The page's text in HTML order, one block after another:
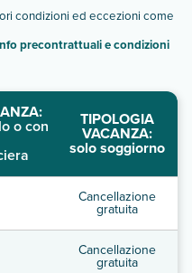
condizioni ed eccezioni come
precontrattuali e condizioni
o con TIPOLOGIA
VACANZA:
solo soggiorno
Cancellazione
gratuita
Cancellazione
gratuita